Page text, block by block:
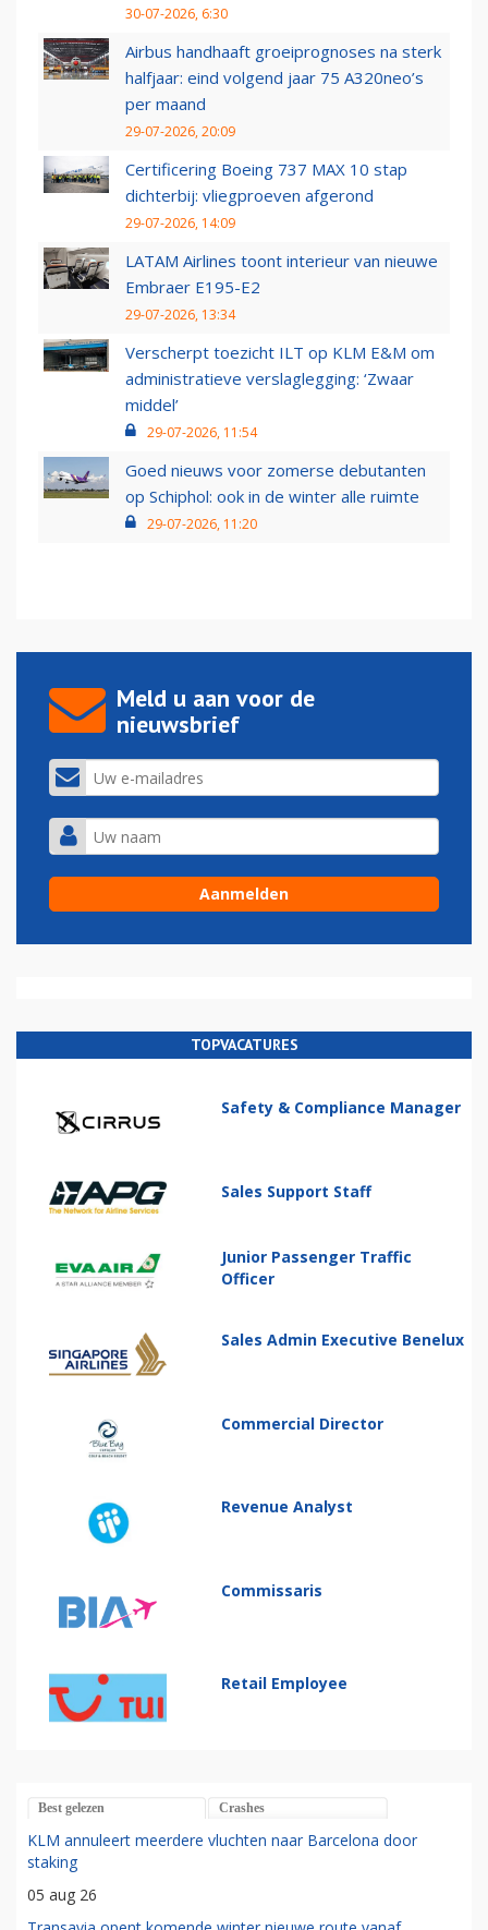
30-07-2026, 6:30
Airbus handhaaft groeiprognoses na sterk
halfjaar: eind volgend jaar 75 A320neo’s
per maand
29-07-2026, 20:09
Certificering Boeing 737 MAX 10 stap
dichterbij: vliegproeven afgerond
29-07-2026, 14:09
LATAM Airlines toont interieur van nieuwe
Embraer E195-E2
29-07-2026, 13:34
Verscherpt toezicht ILT op KLM E&M om
administratieve verslaglegging: ‘Zwaar
middel’
29-07-2026, 11:54
Goed nieuws voor zomerse debutanten
op Schiphol: ook in de winter alle ruimte
29-07-2026, 11:20
Meld u aan voor de
nieuwsbrief
TOPVACATURES
Safety & Compliance Manager
Sales Support Staff
Junior Passenger Traffic
Officer
Sales Admin Executive Benelux
Commercial Director
Revenue Analyst
Commissaris
Retail Employee
Best gelezen Crashes
KLM annuleert meerdere vluchten naar Barcelona door
staking
05 aug 26